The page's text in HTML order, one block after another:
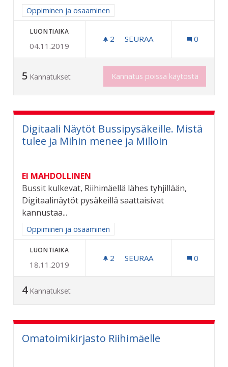
Rajaa tulokset aihepiirin mukaan: Oppiminen ja osaaminen
Oppiminen ja osaaminen
LUONTIAIKA
04.11.2019
2 2 SEURAAJAA
SEURAA 0
5 Kannatukset Kannatus poissa käytöstä
Digitaali Näytöt Bussipysäkeille. Mistä
tulee ja Mihin menee ja Milloin
EI MAHDOLLINEN
Bussit kulkevat, Riihimäellä lähes tyhjillään,
Digitaalinäytöt pysäkeillä saattaisivat
kannustaa...
Rajaa tulokset aihepiirin mukaan: Oppiminen ja osaaminen
Oppiminen ja osaaminen
LUONTIAIKA
18.11.2019
2 2 SEURAAJAA
SEURAA 0
4 Kannatukset
Omatoimikirjasto Riihimäelle